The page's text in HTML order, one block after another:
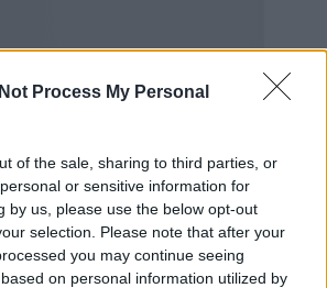
Process My Personal
of the sale, sharing to third parties, or
or sensitive information for
by us, please use the below opt-out
selection. Please note that after your
you may continue seeing
on personal information utilized by